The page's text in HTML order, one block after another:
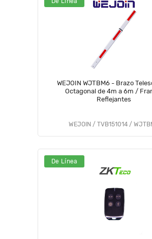
WEJOIN WJTBM6 - Brazo
Octagonal de 4m a 6m /
Reflejantes
WEJOIN / TVB151014 /
De Línea